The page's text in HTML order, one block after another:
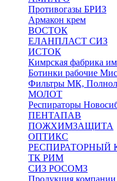
Противогазы БРИЗ
Армакон крем
ВОСТОК
ЕЛАНПЛАСТ СИЗ
ИСТОК
Кимрская фабрика
Ботинки рабочие
Фильтры МК,
МОЛОТ
Респираторы
ПЕНТАПАВ
ПОЖХИМЗАЩИТА
ОПТИКС
РЕСПИРАТОРНЫЙ
ТК РИМ
СИЗ РОСОМЗ
Продукция